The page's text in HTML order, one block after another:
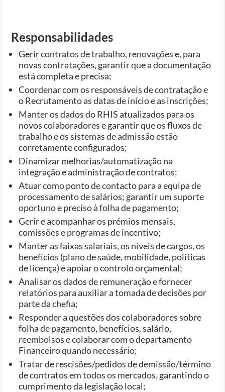
Responsabilidades
Gerir contratos de trabalho, renovações e, para
novas contratações, garantir que a documentação
está completa e precisa;
Coordenar com os responsáveis ​​de contratação e
o Recrutamento as datas de início e as inscrições;
Manter os dados do RHIS atualizados para os
novos colaboradores e garantir que os fluxos de
trabalho e os sistemas de admissão estão
corretamente configurados;
Dinamizar melhorias/automatização na
integração e administração de contratos;
Atuar como ponto de contacto para a equipa de
processamento de salários; garantir um suporte
oportuno e preciso à folha de pagamento;
Gerir e acompanhar os prémios mensais,
comissões e programas de incentivo;
Manter as faixas salariais, os níveis de cargos, os
benefícios (plano de saúde, mobilidade, políticas
de licença) e apoiar o controlo orçamental;
Analisar os dados de remuneração e fornecer
relatórios para auxiliar a tomada de decisões por
parte da chefia;
Responder a questões dos colaboradores sobre
folha de pagamento, benefícios, salário,
reembolsos e colaborar com o departamento
Financeiro quando necessário;
Tratar de rescisões/pedidos de demissão/término
de contratos em todos os mercados, garantindo o
cumprimento da legislação local;